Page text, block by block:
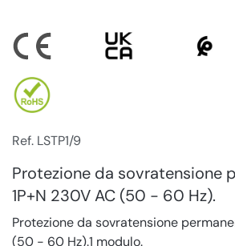
Ref. LSTP1/9
Protezione da sovratensione
1P+N 230V AC (50 - 60 Hz).
Protezione da sovratensione
(50 - 60 Hz).1 modulo.